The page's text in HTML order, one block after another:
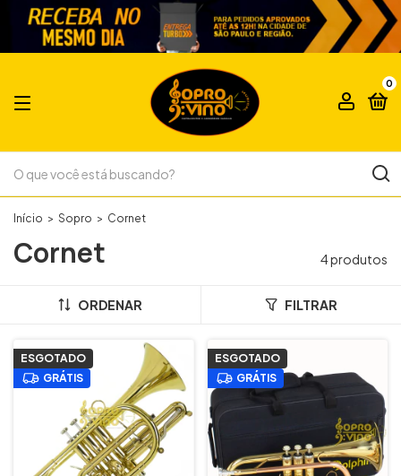
0
Início > Sopro > Cornet
Cornet 4 produtos
ORDENAR FILTRAR
ESGOTADO
GRÁTIS
ESGOTADO
GRÁTIS